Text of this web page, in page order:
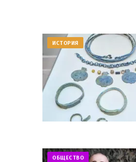
ИСТОРИЯ
ОБЩЕСТВО